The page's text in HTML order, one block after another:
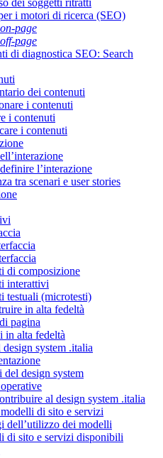
dei soggetti ritratti
i motori di ricerca (SEO)
on-page
off-page
di diagnostica SEO: Search
dei contenuti
i contenuti
i contenuti
i contenuti
l’interazione
tra scenari e user stories
di composizione
interattivi
testuali (microtesti)
in alta fedeltà
pagina
in alta fedeltà
system .italia
design system
al design system .italia
di sito e servizi
dell’utilizzo dei modelli
di sito e servizi disponibili